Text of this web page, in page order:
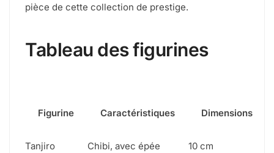
pièce de cette collection de prestige.
Tableau des figurines
Figurine Caractéristiques Dimensions
Tanjiro
Chibi, avec épée
10 cm